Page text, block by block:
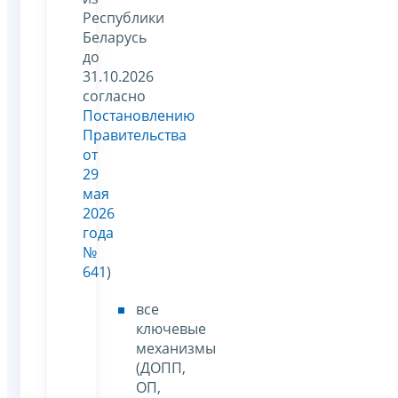
Республики
Беларусь
до
31.10.2026
согласно
Постановлению
Правительства
от
29
мая
2026
года
№
641)
все
ключевые
механизмы
(ДОПП,
ОП,